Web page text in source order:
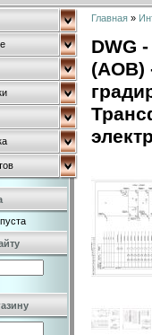
Главная »
DWG
(АОВ)